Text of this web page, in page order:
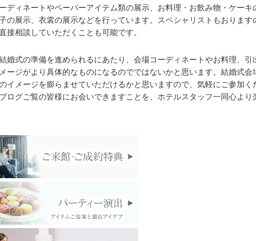
ディネートやペーパーアイテム類の展示、お料理・お飲み物・ケーキ
の展示、衣裳の展示などを行っています。スペシャリストもおります
接相談していただくことも可能です。
婚式の準備を進められるにあたり、会場コーディネートやお料理、
ージがより具体的なものになるのでではないかと思います。結婚式
イメージを膨らませていただけるかと思いますので、気軽にご参加く
ログご覧の皆様にお会いできますことを、ホテルスタッフ一同心より